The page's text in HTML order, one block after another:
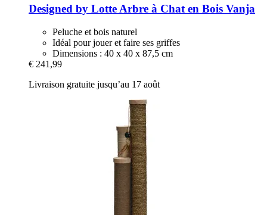
Designed by LotteArbre à Chat en Bois Vanja
Peluche et bois naturel
Idéal pour jouer et faire ses griffes
Dimensions : 40 x 40 x 87,5 cm
€ 241,99
Livraison gratuite jusqu’au 17 août